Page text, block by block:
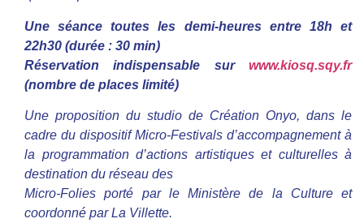
Une séance toutes les demi-heures entre 18h et
22h30 (durée : 30 min)
Réservation indispensable sur www.kiosq.sqy.fr
(nombre de places limité)
Une proposition du studio de Création Onyo, dans le
cadre du dispositif Micro-Festivals d’accompagnement à
la programmation d’actions artistiques et culturelles à
destination du réseau des
Micro-Folies porté par le Ministère de la Culture et
coordonné par La Villette.